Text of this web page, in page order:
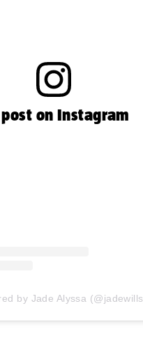
on Instagram
by Jade Alyssa